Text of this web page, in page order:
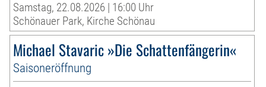
Samstag, 22.08.2026 | 16:00 Uhr
Schönauer Park, Kirche Schönau
Michael Stavaric »Die Schattenfängerin«
Saisoneröffnung